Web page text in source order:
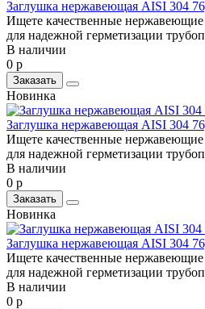
Заглушка нержавеющая AISI 304
Ищете качественные
для надежной герметизации
В наличии
0 р
Заказать
Новинка
Заглушка нержавеющая AISI 304
Ищете качественные
для надежной герметизации
В наличии
0 р
Заказать
Новинка
Заглушка нержавеющая AISI 304
Ищете качественные
для надежной герметизации
В наличии
0 р